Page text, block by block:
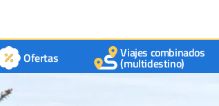
Ofertas Viajes combinados
(multidestino)